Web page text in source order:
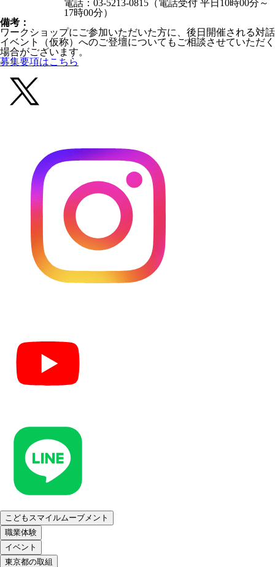
電話：03-5213-0815（電話受付 平日10時00分～
17時00分）
備考：
ワークショップにご参加いただいた方に、後日開催される対話
イベント（仮称）へのご登壇についてもご相談させていただく
場合がございます。
募集要項はこちら
こどもスマイルムーブメント
職業体験
イベント
東京都の取組